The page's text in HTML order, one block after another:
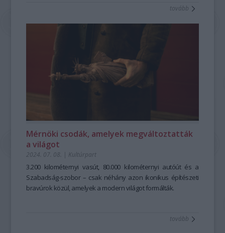
tovább
Mérnöki csodák, amelyek megváltoztatták
a világot
2024. 07. 08. | Kultúrpart
3.200 kilométernyi vasút, 80.000 kilométernyi autóút és a
Szabadság-szobor – csak néhány azon ikonikus építészeti
bravúrok közül, amelyek a modern világot formálták.
tovább